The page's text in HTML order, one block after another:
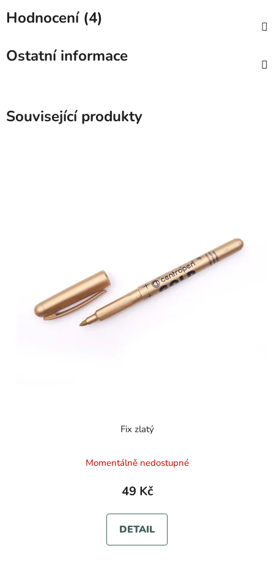
Hodnocení (4)
Ostatní informace
Související produkty
Fix zlatý
Momentálně nedostupné
49 Kč
DETAIL